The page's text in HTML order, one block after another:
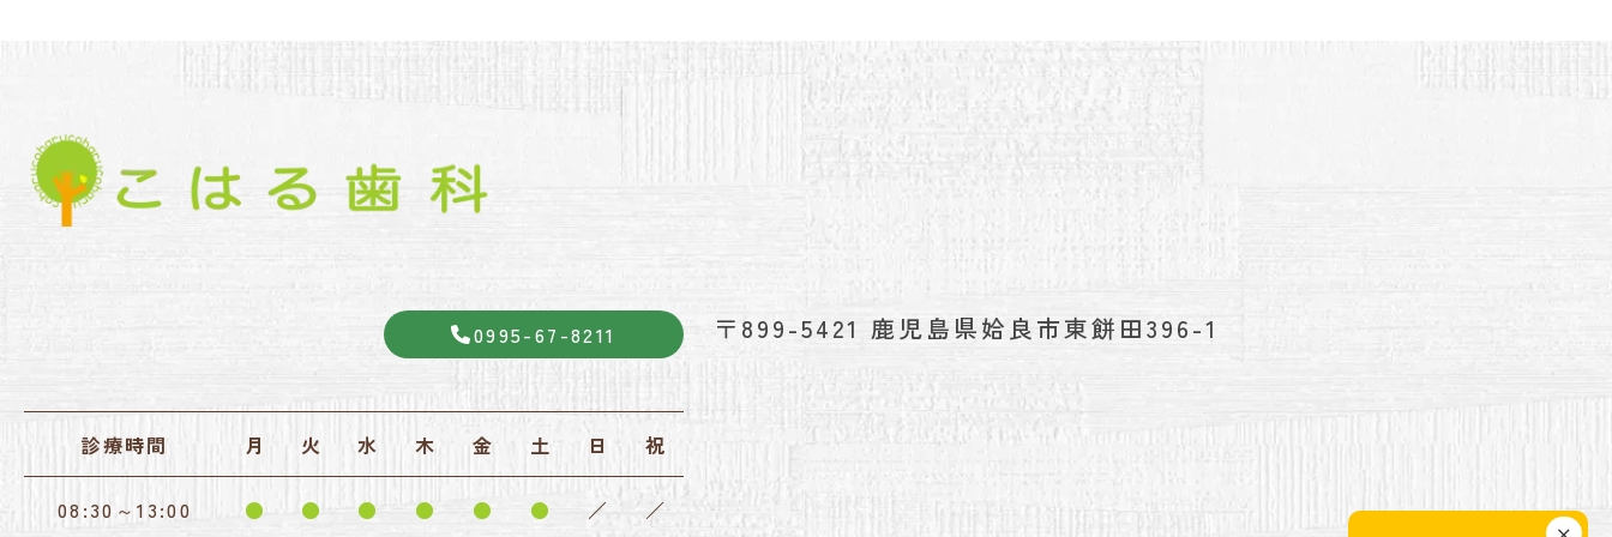
0995-67-8211
診療時間 月 火 水 木 金 土 日 祝
08:30～13:00 ● ● ● ● ● ● ／ ／
〒899-5421 鹿児島県姶良市東餅田396-1